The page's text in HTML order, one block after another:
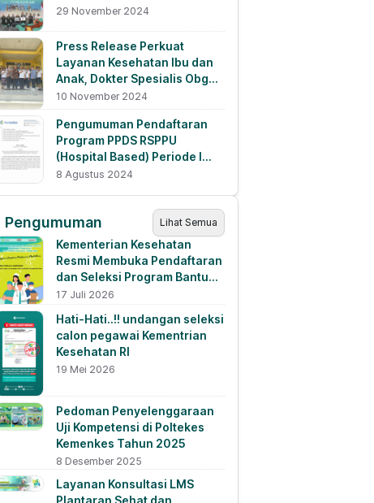
29 November 2024
Press Release Perkuat
Layanan Kesehatan Ibu dan
Anak, Dokter Spesialis Obgyn
WNI Lulusan Luar Negeri
Ditempatkan di RSUD
Lewoleba, NTT
10 November 2024
Pengumuman Pendaftaran
Program PPDS RSPPU
(Hospital Based) Periode I
Tahun 2024
8 Agustus 2024
Pengumuman Lihat Semua
Kementerian Kesehatan
Resmi Membuka Pendaftaran
dan Seleksi Program Bantuan
Pendanaan Pendidikan
Tahun 2026
17 Juli 2026
Hati-Hati..!! undangan seleksi
calon pegawai Kementrian
Kesehatan RI
19 Mei 2026
Pedoman Penyelenggaraan
Uji Kompetensi di Poltekes
Kemenkes Tahun 2025
8 Desember 2025
Layanan Konsultasi LMS
Plantaran Sehat dan